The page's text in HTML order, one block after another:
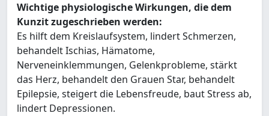
Wichtige physiologische Wirkungen, die dem
Kunzit zugeschrieben werden:
Es hilft dem Kreislaufsystem, lindert Schmerzen,
behandelt Ischias, Hämatome,
Nerveneinklemmungen, Gelenkprobleme, stärkt
das Herz, behandelt den Grauen Star, behandelt
Epilepsie, steigert die Lebensfreude, baut Stress ab,
lindert Depressionen.